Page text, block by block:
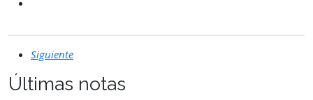
Siguiente
Últimas notas